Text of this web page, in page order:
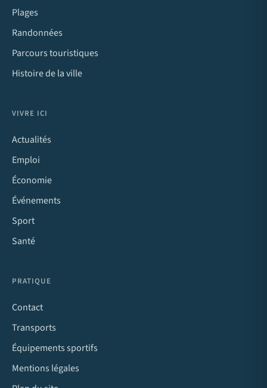
Plages
Randonnées
Parcours touristiques
Histoire de la ville
VIVRE ICI
Actualités
Emploi
Économie
Événements
Sport
Santé
PRATIQUE
Contact
Transports
Équipements sportifs
Mentions légales